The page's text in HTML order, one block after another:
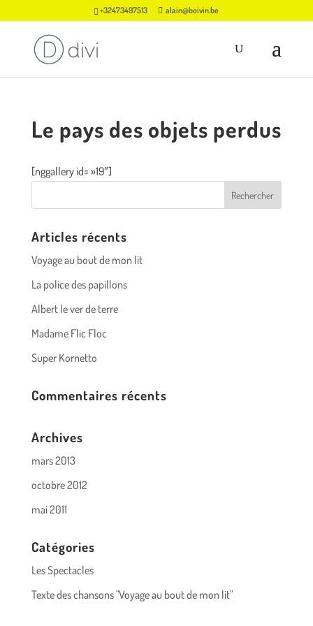
+32473497513 alain@boivin.be
Le pays des objets perdus
[nggallery id= »19″]
Articles récents
Voyage au bout de mon lit
La police des papillons
Albert le ver de terre
Madame Flic Floc
Super Kornetto
Commentaires récents
Archives
mars 2013
octobre 2012
mai 2011
Catégories
Les Spectacles
Texte des chansons "Voyage au bout de mon lit"